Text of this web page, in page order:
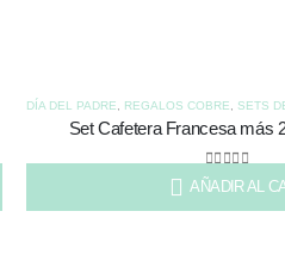
AÑADIR AL
DÍA DEL PADRE, REGALOS COBRE, SETS
Set Cafetera Francesa más
0out of 5